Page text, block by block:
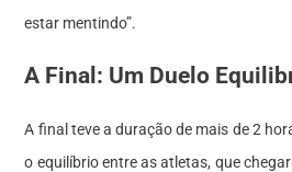
estar mentindo”.
A Final: Um Duelo
A final teve a duração de mais de 2
o equilíbrio entre as atletas, que